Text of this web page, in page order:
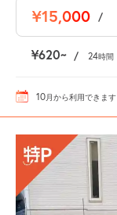
¥15,000 /
¥620 / 24時間
10月から利用できます